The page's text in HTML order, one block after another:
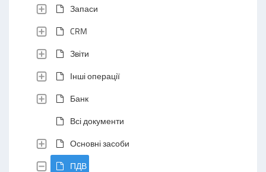
Запаси
CRM
Звіти
Інші операції
Банк
Всі документи
Основні засоби
ПДВ